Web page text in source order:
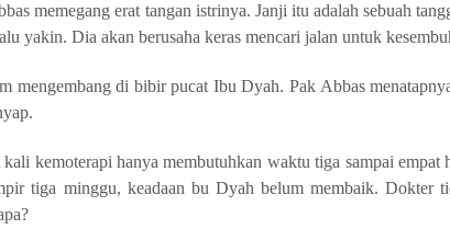
memegang erat tangan istrinya. Janji itu adalah sebuah
yakin. Dia akan berusaha keras mencari jalan untuk
mengembang di bibir pucat Ibu Dyah. Pak Abbas
kali kemoterapi hanya membutuhkan waktu tiga sampai
tiga minggu, keadaan bu Dyah belum membaik. Dokter